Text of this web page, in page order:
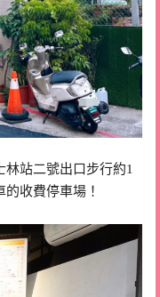
站二號出口步行約1
收費停車場！